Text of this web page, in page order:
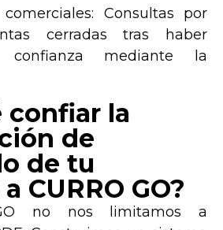
Consultas por
cerradas tras haber
confianza mediante la
confiar la
de
de tu
CURRO GO?
no nos limitamos a